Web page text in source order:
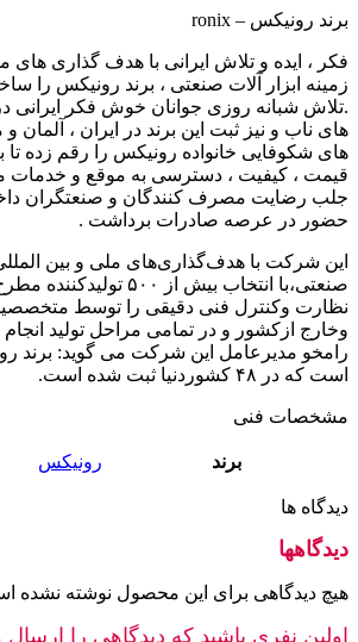
برند رونیکس – ronix
فکر ، ایده و تلاش ایرانی با هدف گذاری های
زمینه ابزار آلات صنعتی ، برند رونیکس را
.تلاش شبانه روزی جوانان خوش فکر ایرانی
های ناب و نیز ثبت این برند در ایران ، آلمان و
های شکوفایی خانواده رونیکس را رقم زده تا با
قیمت ، کیفیت ، دسترسی به موقع و خدمات
جلب رضایت مصرف کنندگان و صنعتگران
حضور در عرصه صادرات برداشت .
این شرکت با هدف‌گذاری‌های ملی و بین المللی
نظارت وکنترل فنی دقیقی را توسط
وخارج ازکشور و در تمامی مراحل تولید
رامخو مدیرعامل این شرکت می گوید: برند
است که در ۴۸ کشوردنیا ثبت شده است.
مشخصات فنی
برند رونیکس
دیدگاه ها
دیدگاهها
هیچ دیدگاهی برای این محصول نوشته نشده
اولین نفری باشید که دیدگاهی را